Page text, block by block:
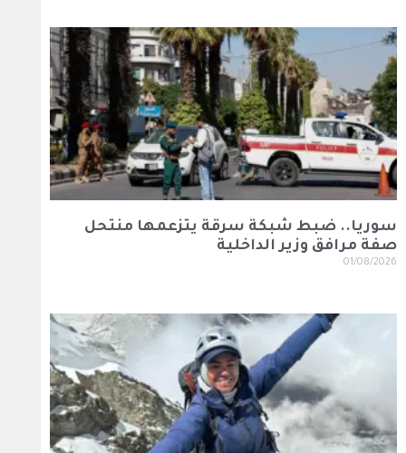
سوريا.. ضبط شبكة سرقة يتزعمها منتحل
صفة مرافق وزير الداخلية
01/08/2026